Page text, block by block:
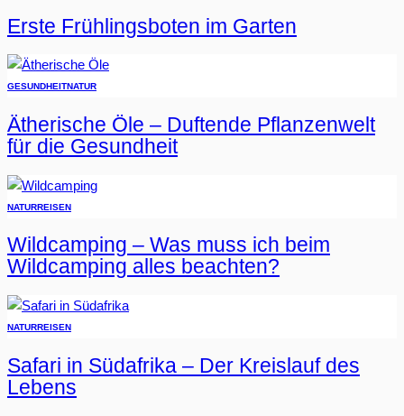
Erste Frühlingsboten im Garten
GESUNDHEITNATUR
Ätherische Öle – Duftende Pflanzenwelt
für die Gesundheit
NATURREISEN
Wildcamping – Was muss ich beim
Wildcamping alles beachten?
NATURREISEN
Safari in Südafrika – Der Kreislauf des
Lebens